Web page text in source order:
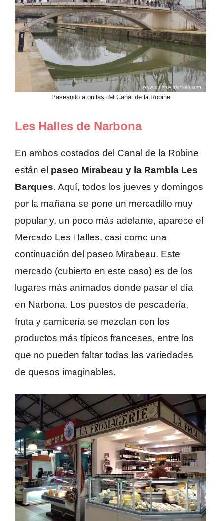
Paseando a orillas del Canal de la Robine
Les Halles de Narbona
En ambos costados del Canal de la Robine
están el paseo Mirabeau y la Rambla Les
Barques. Aquí, todos los jueves y domingos
por la mañana se pone un mercadillo muy
popular y, un poco más adelante, aparece el
Mercado Les Halles, casi como una
continuación del paseo Mirabeau. Este
mercado (cubierto en este caso) es de los
lugares más animados donde pasar el día
en Narbona. Los puestos de pescadería,
fruta y carnicería se mezclan con los
productos más típicos franceses, entre los
que no pueden faltar todas las variedades
de quesos imaginables.